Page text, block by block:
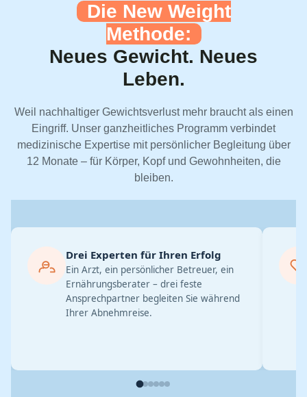
Die New Weight
Methode:
Neues Gewicht. Neues
Leben.
Weil nachhaltiger Gewichtsverlust mehr braucht als einen
Eingriff. Unser ganzheitliches Programm verbindet
medizinische Expertise mit persönlicher Begleitung über
12 Monate – für Körper, Kopf und Gewohnheiten, die
bleiben.
Drei Experten für Ihren Erfolg
Ein Arzt, ein persönlicher Betreuer, ein
Ernährungsberater – drei feste
Ansprechpartner begleiten Sie während
Ihrer Abnehmreise.